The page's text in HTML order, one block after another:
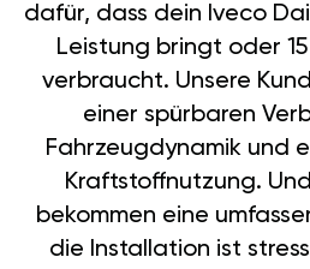
dafür, dass dein Iveco
Leistung bringt oder
verbraucht. Unsere
einer spürbaren
Fahrzeugdynamik und
Kraftstoffnutzung.
bekommen eine
die Installation ist